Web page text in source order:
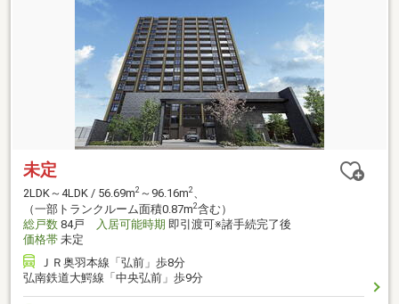
未定
2LDK～4LDK / 56.69m2 ～96.16m2 、
（一部トランクルーム面積0.87m2含む）
総戸数 84戸 入居可能時期 即引渡可※諸手続完了後
価格帯 未定
ＪＲ奥羽本線「弘前」歩8分
弘南鉄道大鰐線「中央弘前」歩9分